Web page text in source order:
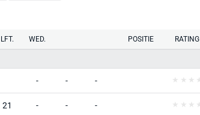
LFT. WED. POSITIE RATING
- - -
21 - - -